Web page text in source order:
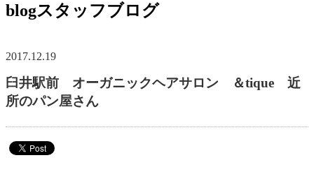
blogスタッフブログ
2017.12.19
臼井駅前 オーガニックヘアサロン ＆tique 近
所のパン屋さん